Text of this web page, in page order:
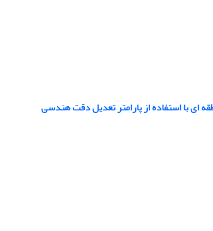
ای با استفاده از پارامتر تعدیل دقت هندسی